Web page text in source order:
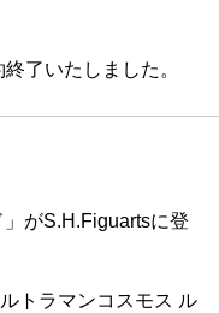
了いたしました。
」がS.H.Figuartsに登
トラマンコスモス ル